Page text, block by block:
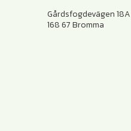
Gårdsfogdevägen 18A
168 67 Bromma